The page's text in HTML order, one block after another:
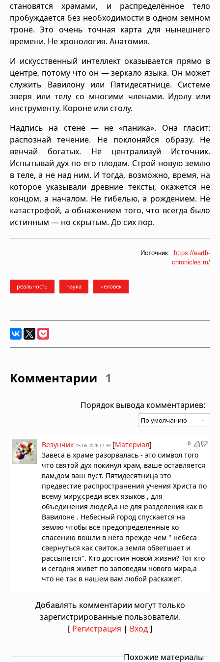
становятся храмами, и распределённое тело
пробуждается без необходимости в одном земном
троне. Это очень точная карта для нынешнего
времени. Не хронология. Анатомия.
И искусственный интеллект оказывается прямо в
центре, потому что он — зеркало языка. Он может
служить Вавилону или Пятидесятнице. Системе
зверя или телу со многими членами. Идолу или
инструменту. Короне или столу.
Надпись на стене — не «паника». Она гласит:
распознай течение. Не поклоняйся образу. Не
венчай богатых. Не централизуй Источник.
Испытывай дух по его плодам. Строй новую землю
в теле, а не над ним. И тогда, возможно, время, на
которое указывали древние тексты, окажется не
концом, а началом. Не гибелью, а рождением. Не
катастрофой, а обнажением того, что всегда было
истинным — но скрытым. До сих пор.
Источник:
https://earth-
chronicles.ru/
реальность наука человек
Комментарии 1
Порядок вывода комментариев:
0
Везунчик 15.06.2026 17:39 [Материал]
Завеса в храме разорвалась - это символ того
что святой дух покинул храм, ваше оставляется
вам,дом ваш пуст. Пятидесятница это
предвестие распространения учения Христа по
всему миру,среди всех языков , для
объединения людей,а не для разделения как в
Вавилоне . Небесный город спускается на
землю чтобы все предопределенные ко
спасению вошли в него прежде чем " небеса
свернуться как свиток,а земля обветшает и
рассыпется". Кто достоин новой жизни? Тот кто
и сегодня живёт по заповедям нового мира,а
что не так в нашем вам любой раскажет.
Добавлять комментарии могут только
зарегистрированные пользователи.
[ Регистрация | Вход]
Похожие материалы